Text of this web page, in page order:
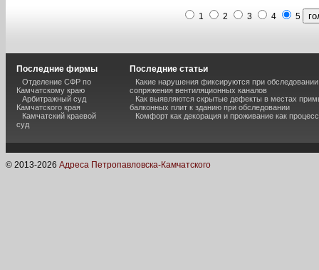
1 2 3 4 5
Последние фирмы
Отделение СФР по
Камчатскому краю
Арбитражный суд
Камчатского края
Камчатский краевой
суд
Последние статьи
Какие нарушения фиксируются при обследовании
сопряжения вентиляционных каналов
Как выявляются скрытые дефекты в местах
балконных плит к зданию при обследовании
Комфорт как декорация и проживание как процесс
© 2013-2026 Адреса Петропавловска-Камчатского